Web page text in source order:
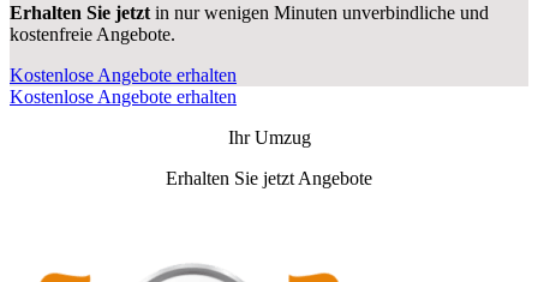
Erhalten Sie jetzt in nur wenigen Minuten unverbindliche und
kostenfreie Angebote.
Kostenlose Angebote erhalten
Kostenlose Angebote erhalten
Ihr Umzug
Erhalten Sie jetzt Angebote